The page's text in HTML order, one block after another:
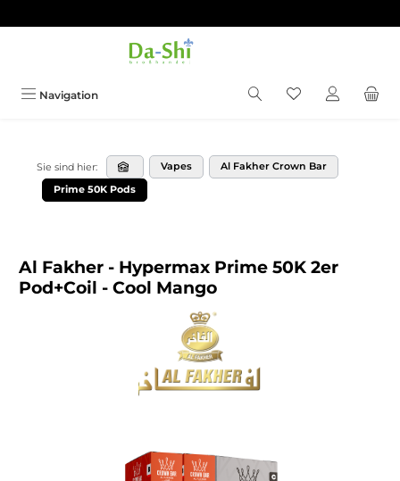
Navigation Du hast 0
Sie sind hier: Vapes
Al Fakher Crown Bar
Prime 50K Pods
Al Fakher - Hypermax Prime 50K 2er
Pod+Coil - Cool Mango